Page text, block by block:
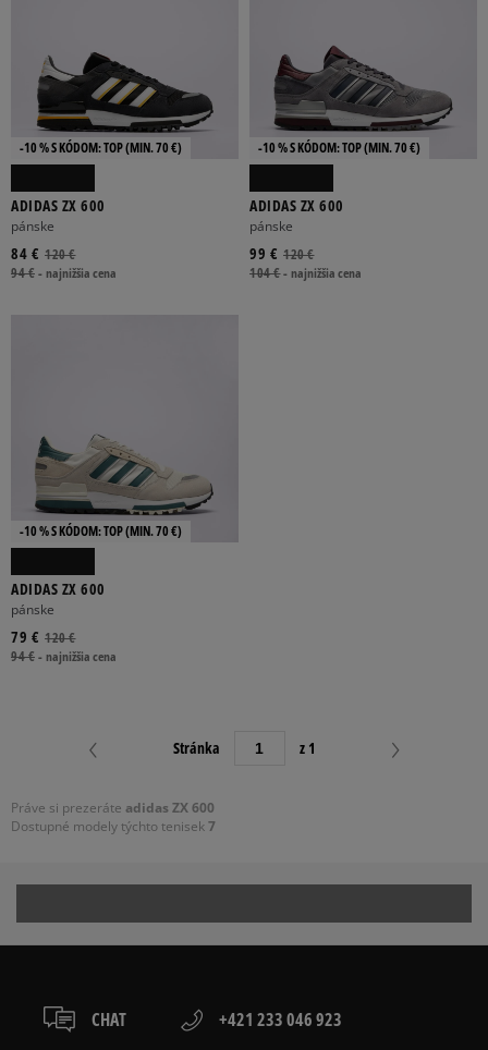
Práve si prezeráte adidas ZX 600
Dostupné modely týchto tenisek7
-10 % S KÓDOM: TOP (MIN. 70 €)
ADIDAS ZX 600
pánske
120 €
84 €
94 €-najnižšia cena
-10 % S KÓDOM: TOP (MIN. 70 €)
ADIDAS ZX 600
pánske
120 €
99 €
104 €-najnižšia cena
-10 % S KÓDOM: TOP (MIN. 70 €)
ADIDAS ZX 600
pánske
120 €
79 €
94 €-najnižšia cena
Stránka z 1
CHAT +421 233 046 923